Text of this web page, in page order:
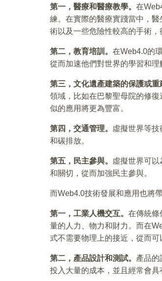
第一，醫療和醫療教學。 在
練。在實際的醫療實踐當中，
術以及一些危險性較高的手術，
第二，教育培訓。 在Web4.0的
從而加速他們對世界的學習和理
第三，文化遺產建築的保護或重
領域，比如在巴黎聖母院的修
似的應用將更為豐富。
第四，交通管理。 虛擬世界等
和碳排放。
第五，民主參與。 虛擬世界可
和關切，從而加強民主參與。
而Web4.0技術發展和應用也將
第一，工業人機交互。 在傳統條
量的人力、物力和財力。而在
式不需要物理上的接近，從而
第二，產品設計和測試。 產品的
投入大量的成本，並且經常會具